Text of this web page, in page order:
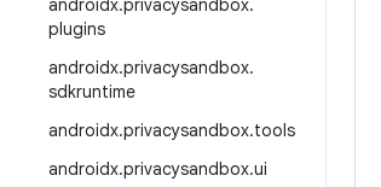
androidx.privacysandbox.
plugins
androidx.privacysandbox.
sdkruntime
androidx.privacysandbox.tools
androidx.privacysandbox.ui